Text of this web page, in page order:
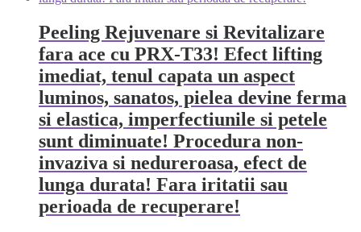
Peeling Rejuvenare si Revitalizare
fara ace cu PRX-T33! Efect lifting
imediat, tenul capata un aspect
luminos, sanatos, pielea devine ferma
si elastica, imperfectiunile si petele
sunt diminuate! Procedura non-
invaziva si nedureroasa, efect de
lunga durata! Fara iritatii sau
perioada de recuperare!